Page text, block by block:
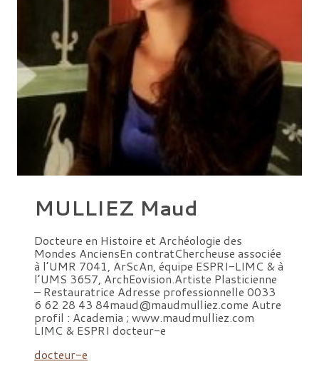
MULLIEZ Maud
Docteure en Histoire et Archéologie des
Mondes AnciensEn contratChercheuse associée
à l’UMR 7041, ArScAn, équipe ESPRI-LIMC & à
l’UMS 3657, ArchEovision.Artiste Plasticienne
– Restauratrice Adresse professionnelle 0033
6 62 28 43 84maud@maudmulliez.come Autre
profil : Academia ; www.maudmulliez.com
LIMC & ESPRI docteur-e
docteur-e